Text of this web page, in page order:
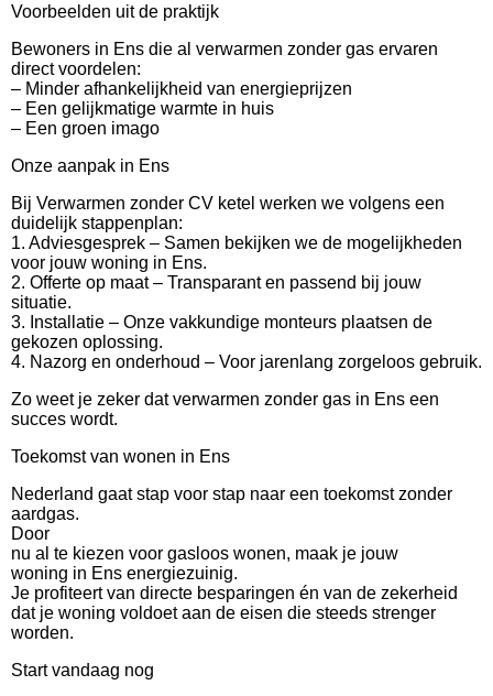
Voorbeelden uit de praktijk
Bewoners in Ens die al verwarmen zonder gas ervaren
direct voordelen:
– Minder afhankelijkheid van energieprijzen
– Een gelijkmatige warmte in huis
– Een groen imago
Onze aanpak in Ens
Bij Verwarmen zonder CV ketel werken we volgens een
duidelijk stappenplan:
1. Adviesgesprek – Samen bekijken we de mogelijkheden
voor jouw woning in Ens.
2. Offerte op maat – Transparant en passend bij jouw
situatie.
3. Installatie – Onze vakkundige monteurs plaatsen de
gekozen oplossing.
4. Nazorg en onderhoud – Voor jarenlang zorgeloos gebruik.
Zo weet je zeker dat verwarmen zonder gas in Ens een
succes wordt.
Toekomst van wonen in Ens
Nederland gaat stap voor stap naar een toekomst zonder
aardgas.
Door
nu al te kiezen voor gasloos wonen, maak je jouw
woning in Ens energiezuinig.
Je profiteert van directe besparingen én van de zekerheid
dat je woning voldoet aan de eisen die steeds strenger
worden.
Start vandaag nog